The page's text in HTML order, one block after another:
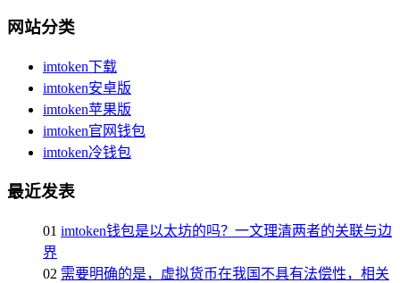
网站分类
imtoken下载
imtoken安卓版
imtoken苹果版
imtoken官网钱包
imtoken冷钱包
最近发表
01 imtoken钱包是以太坊的吗？一文理清两者的关联与边
界
02 需要明确的是，虚拟货币在我国不具有法偿性，相关